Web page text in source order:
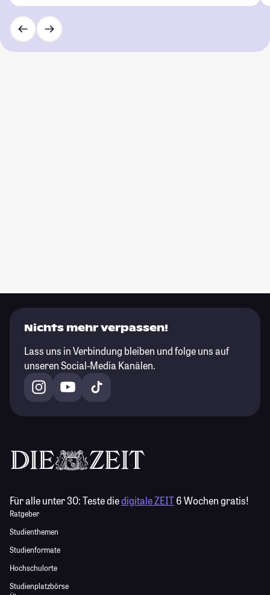
Nichts mehr verpassen!
Lass uns in Verbindung bleiben und folge uns auf
unseren Social-Media Kanälen.
Für alle unter 30:Teste diedigitale ZEIT6 Wochen gratis!
Ratgeber
Studienthemen
Studienformate
Hochschulorte
Studienplatzbörse